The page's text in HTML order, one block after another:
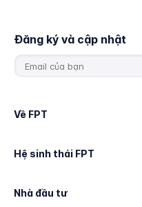
Đăng ký và cập nhật
Về FPT
Hệ sinh thái FPT
Nhà đầu tư